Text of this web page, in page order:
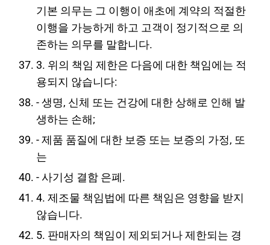
기본 의무는 그 이행이 애초에 계약의 적절한
이행을 가능하게 하고 고객이 정기적으로 의
존하는 의무를 말합니다.
3. 위의 책임 제한은 다음에 대한 책임에는 적
용되지 않습니다:
- 생명, 신체 또는 건강에 대한 상해로 인해 발
생하는 손해;
- 제품 품질에 대한 보증 또는 보증의 가정, 또
는
- 사기성 결함 은폐.
4. 제조물 책임법에 따른 책임은 영향을 받지
않습니다.
5. 판매자의 책임이 제외되거나 제한되는 경